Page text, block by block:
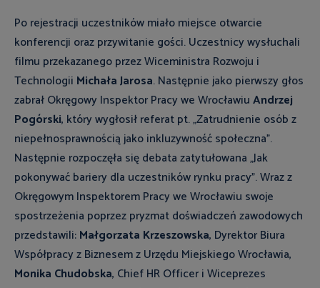
Po rejestracji uczestników miało miejsce otwarcie
konferencji oraz przywitanie gości. Uczestnicy wysłuchali
filmu przekazanego przez Wiceministra Rozwoju i
Technologii MichałaJarosa. Następnie jako pierwszy głos
zabrał Okręgowy Inspektor Pracy we WrocławiuAndrzej
Pogórski, który wygłosił referat pt. „Zatrudnienie osób z
niepełnosprawnością jako inkluzywność społeczna”.
Następnie rozpoczęła się debata zatytułowana „Jak
pokonywać bariery dla uczestników rynku pracy”. Wraz z
Okręgowym Inspektorem Pracy we Wrocławiu swoje
spostrzeżenia poprzez pryzmat doświadczeń zawodowych
przedstawili:Małgorzata Krzeszowska, Dyrektor Biura
Współpracy z Biznesem z Urzędu Miejskiego Wrocławia,
Monika Chudobska, Chief HR Officer i Wiceprezes